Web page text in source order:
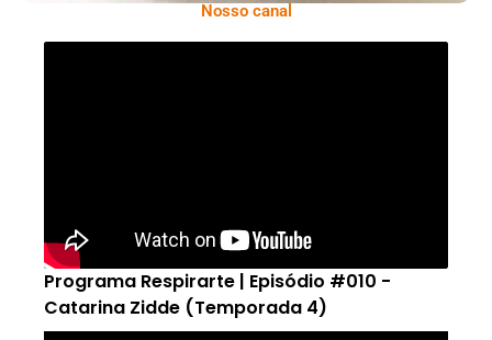
Nosso canal
Programa Respirarte | Episódio #010 -
Catarina Zidde (Temporada 4)